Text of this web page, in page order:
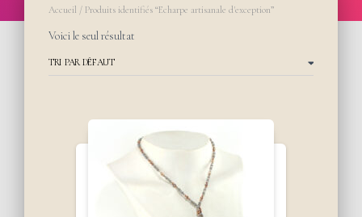
Accueil / Produits identifiés “Echarpe artisanale d'exception”
Voici le seul résultat